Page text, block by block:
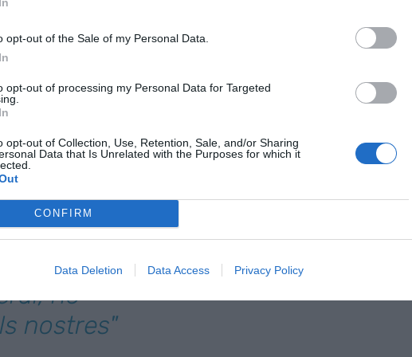
opt-out of the Sale of my Personal Data.
opt-out of processing my Personal Data for Targeted
opt-out of Collection, Use, Retention, Sale, and/or Sharing
Data that Is Unrelated with the Purposes for which it
CONFIRM
Data Deletion Data Access Privacy Policy
nos que les nostres relacions digitals no
celebritats opten per tancar els seus
opacs que els obliguen a viure 24
que depèn el seu
parent o
un trio; al
a les
els seus
no
nostres"